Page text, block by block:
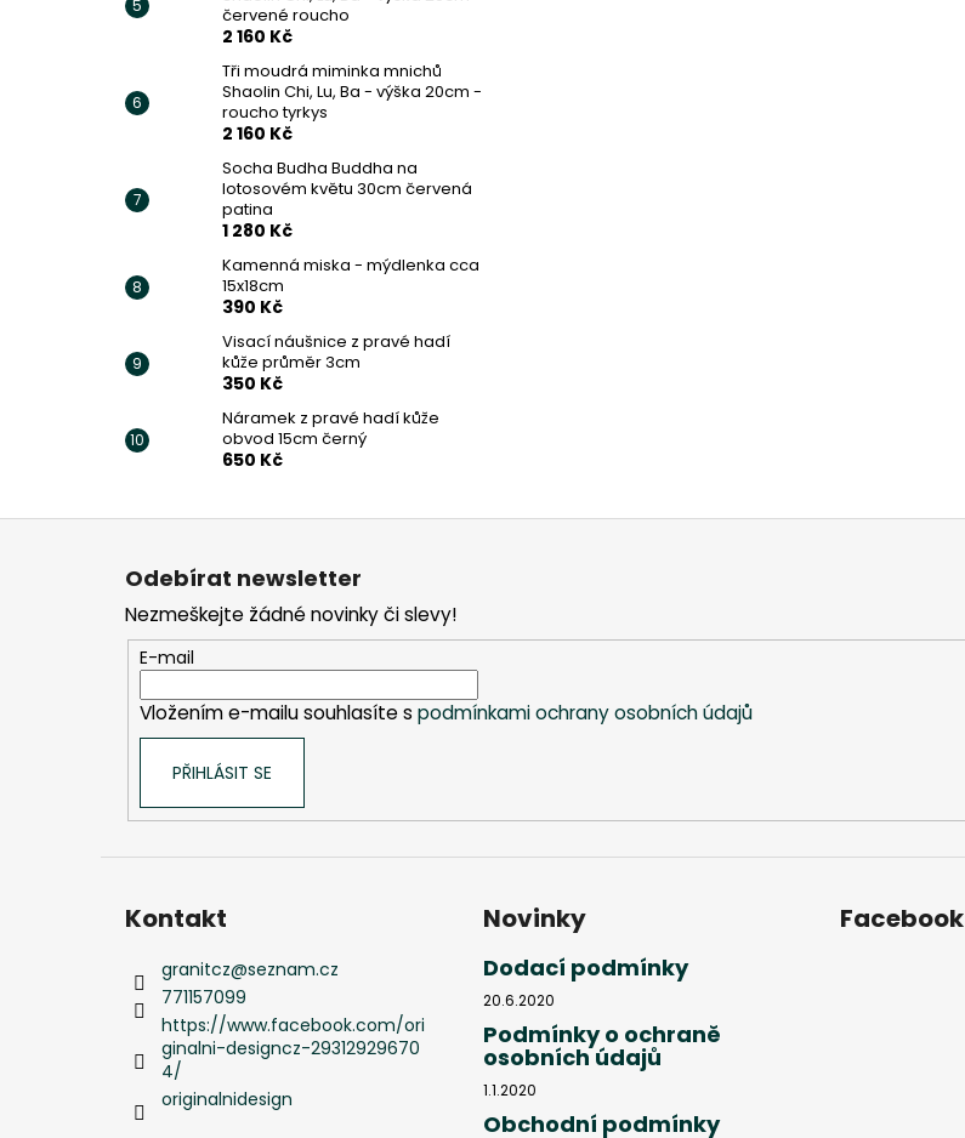
červené roucho
2 160 Kč
Tři moudrá miminka mnichů
Shaolin Chi, Lu, Ba - výška 20cm -
roucho tyrkys
2 160 Kč
Socha Budha Buddha na
lotosovém květu 30cm červená
patina
1 280 Kč
Kamenná miska - mýdlenka cca
15x18cm
390 Kč
Visací náušnice z pravé hadí
kůže průměr 3cm
350 Kč
Náramek z pravé hadí kůže
obvod 15cm černý
650 Kč
Z
Odebírat newsletter
Nezmeškejte žádné novinky či slevy!
E-mail
Vložením e-mailu souhlasíte s podmínkami ochrany osobních údajů
PŘIHLÁSIT SE
Kontakt
granitcz@seznam.cz
771157099
https://www.facebook.com/ori
ginalni-designcz-29312929670
4/
originalnidesign
Novinky
Dodací podmínky
20.6.2020
Podmínky o ochraně
osobních údajů
1.1.2020
Obchodní podmínky
Facebook